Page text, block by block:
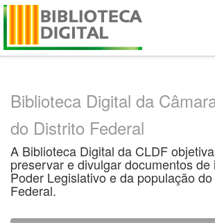
Skip
Biblioteca Digital da
do Distrito Federal
A Biblioteca Digital da CLDF
preservar e divulgar documentos de
Poder Legislativo e da população
Federal.